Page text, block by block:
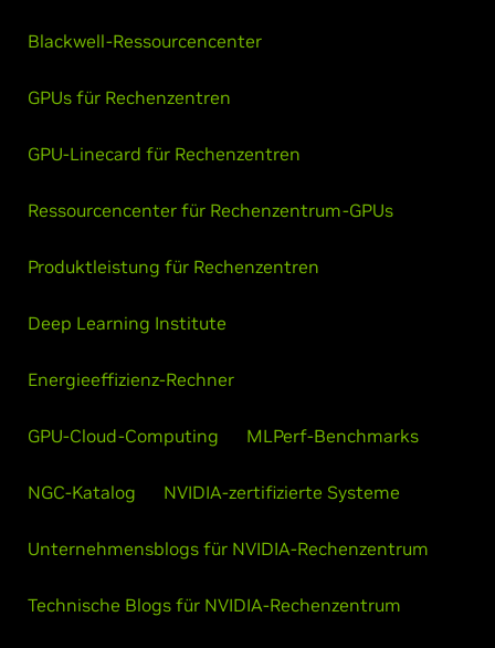
Blackwell-Ressourcencenter
GPUs für Rechenzentren
GPU-Linecard für Rechenzentren
Ressourcencenter für Rechenzentrum-GPUs
Produktleistung für Rechenzentren
Deep Learning Institute
Energieeffizienz-Rechner
GPU-Cloud-Computing MLPerf-Benchmarks
NGC-Katalog NVIDIA-zertifizierte Systeme
Unternehmensblogs für NVIDIA-Rechenzentrum
Technische Blogs für NVIDIA-Rechenzentrum